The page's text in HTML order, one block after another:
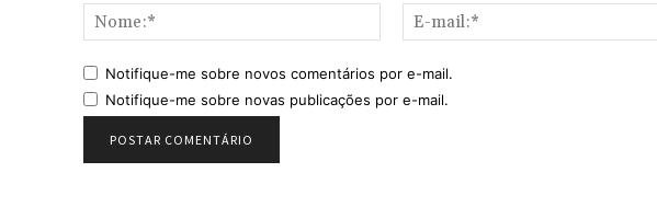
Nome:*
Notifique-me sobre novos comentários por e-mail.
Notifique-me sobre novas publicações por e-mail.